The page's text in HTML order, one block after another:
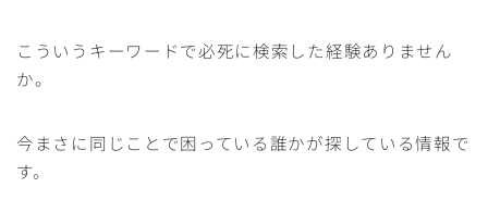
こういうキーワードで必死に検索した経験ありません
か。
今まさに同じことで困っている誰かが探している情報で
す。